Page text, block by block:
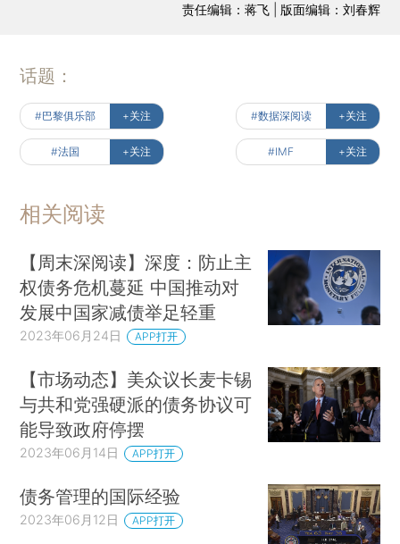
责任编辑：蒋飞 | 版面编辑：刘春辉
话题：
#巴黎俱乐部 +关注 #数据深阅读 +关注
#法国 +关注 #IMF +关注
相关阅读
【周末深阅读】深度：防止主
权债务危机蔓延 中国推动对
发展中国家减债举足轻重
2023年06月24日 APP打开
【市场动态】美众议长麦卡锡
与共和党强硬派的债务协议可
能导致政府停摆
2023年06月14日 APP打开
债务管理的国际经验
2023年06月12日 APP打开